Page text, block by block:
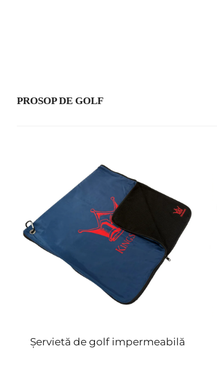
PROSOP DE GOLF
Șervietă de golf impermeabilă